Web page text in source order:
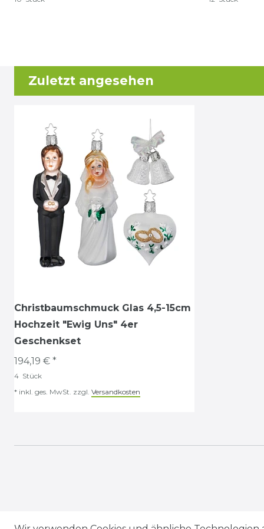
Zuletzt angesehen
Christbaumschmuck Glas 4,5-15cm
Hochzeit "Ewig Uns" 4er
Geschenkset
194,19 € *
4 Stück
* inkl. ges. MwSt. zzgl. Versandkosten